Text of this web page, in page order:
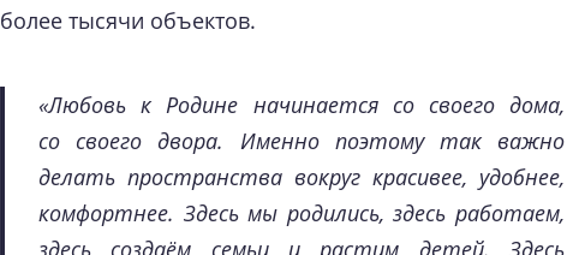
более тысячи объектов.
«Любовь к Родине начинается со своего дома,
со своего двора. Именно поэтому так важно
делать пространства вокруг красивее, удобнее,
комфортнее. Здесь мы родились, здесь работаем,
здесь создаём семьи и растим детей. Здесь